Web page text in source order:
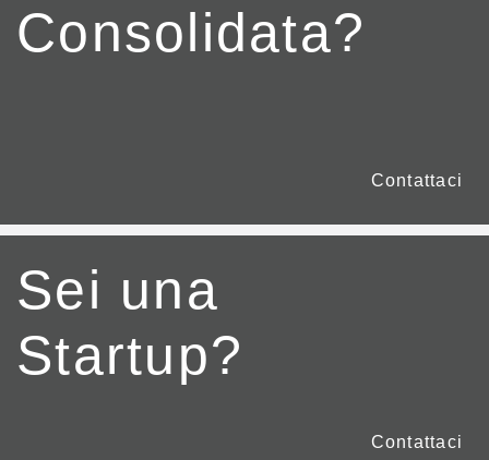
Consolidata?
Contattaci
Sei una
Startup?
Contattaci